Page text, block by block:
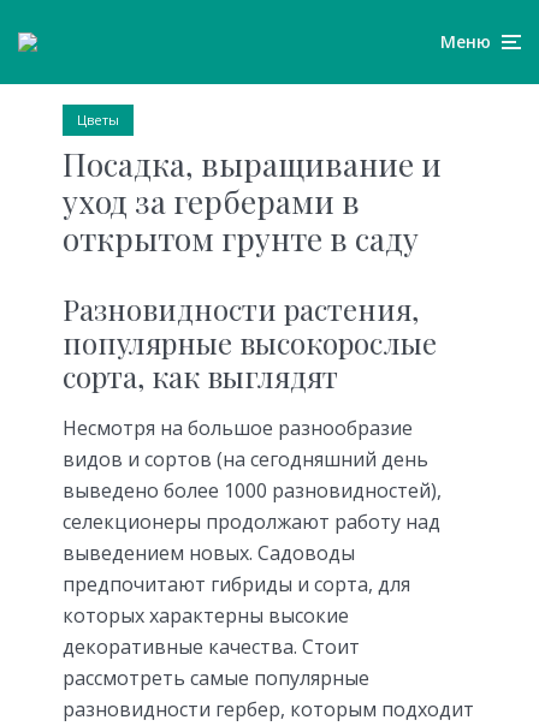
Меню
Цветы
Посадка, выращивание и
уход за герберами в
открытом грунте в саду
Разновидности растения,
популярные высокорослые
сорта, как выглядят
Несмотря на большое разнообразие
видов и сортов (на сегодняшний день
выведено более 1000 разновидностей),
селекционеры продолжают работу над
выведением новых. Садоводы
предпочитают гибриды и сорта, для
которых характерны высокие
декоративные качества. Стоит
рассмотреть самые популярные
разновидности гербер, которым подходит